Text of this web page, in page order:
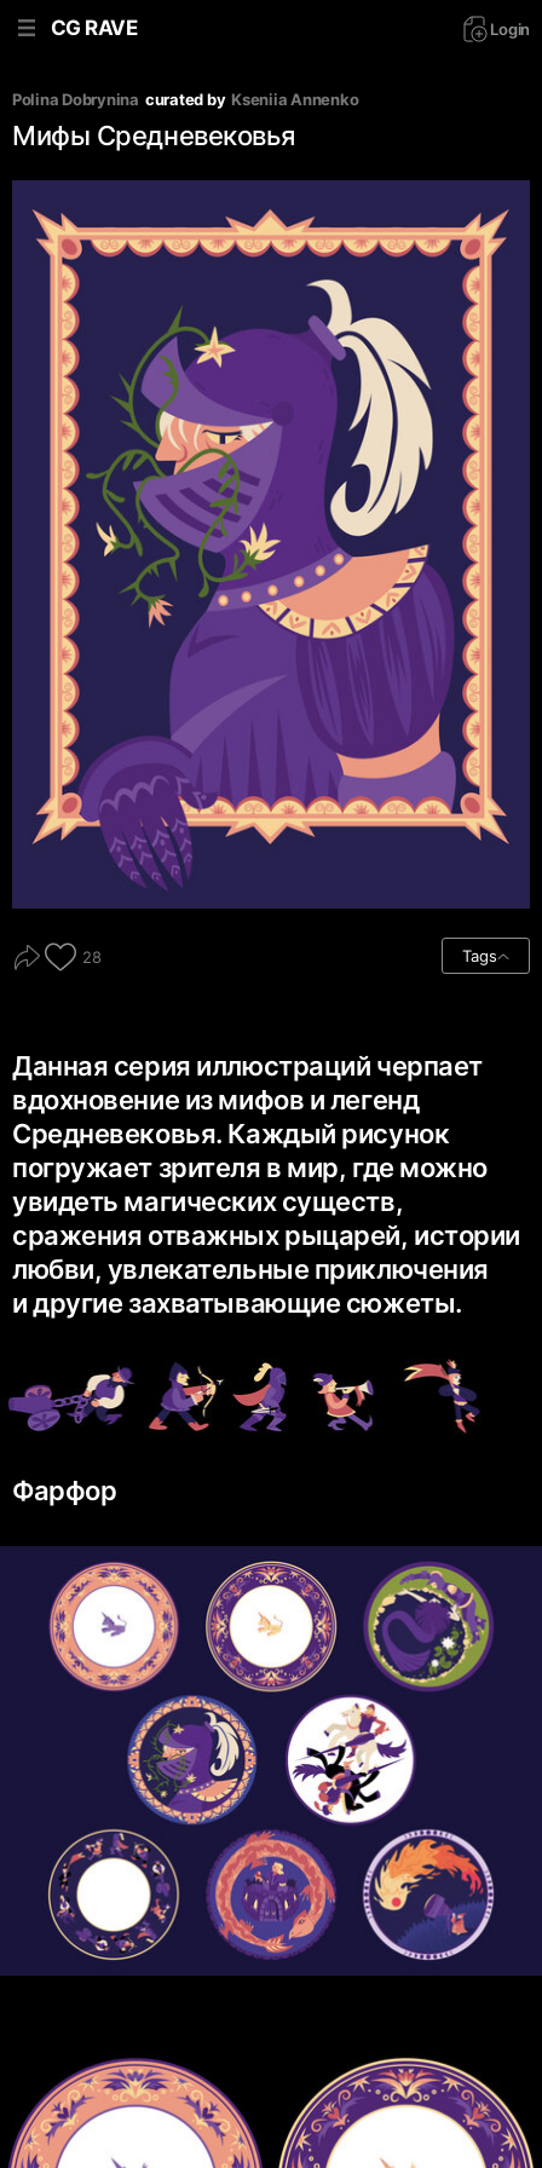
CG RAVE Login
Polina Dobrynina curated by Kseniia Аnnenko
Мифы Средневековья
28 Tags
Данная серия иллюстраций черпает
вдохновение из мифов и легенд
Средневековья. Каждый рисунок
погружает зрителя в мир, где можно
увидеть магических существ,
сражения отважных рыцарей, истории
любви, увлекательные приключения
и другие захватывающие сюжеты.
Фарфор